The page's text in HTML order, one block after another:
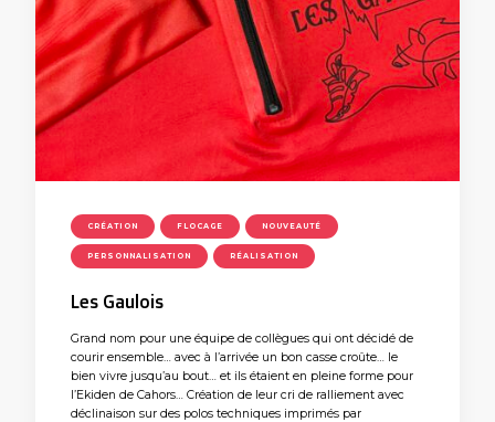
CRÉATION FLOCAGE NOUVEAUTÉ
PERSONNALISATION RÉALISATION
Les Gaulois
Grand nom pour une équipe de collègues qui ont décidé de
courir ensemble… avec à l’arrivée un bon casse croûte… le
bien vivre jusqu’au bout… et ils étaient en pleine forme pour
l’Ekiden de Cahors… Création de leur cri de ralliement avec
déclinaison sur des polos techniques imprimés par